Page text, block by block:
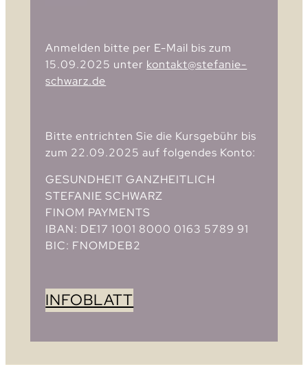
Anmelden bitte per E-Mail bis zum
15.09.2025 unter kontakt@stefanie-
schwarz.de
Bitte entrichten Sie die Kursgebühr bis
zum 22.09.2025 auf folgendes Konto:
GESUNDHEIT GANZHEITLICH
STEFANIE SCHWARZ
FINOM PAYMENTS
IBAN: DE17 1001 8000 0163 5789 91
BIC: FNOMDEB2
INFOBLATT